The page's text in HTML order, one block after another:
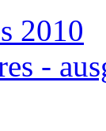
2010
-